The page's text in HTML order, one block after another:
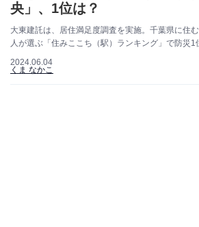
央」、1位は？
大東建託は、居住満足度調査を実施。千葉県に住
人が選ぶ「住みここち（駅）ランキング」で防災1
2024.06.04
くま なかこ